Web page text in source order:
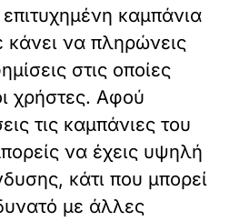
καμπάνια
κάνει να πληρώνεις
στις οποίες
χρήστες. Αφού
τις καμπάνιες του
να έχεις υψηλή
κάτι που μπορεί
με άλλες